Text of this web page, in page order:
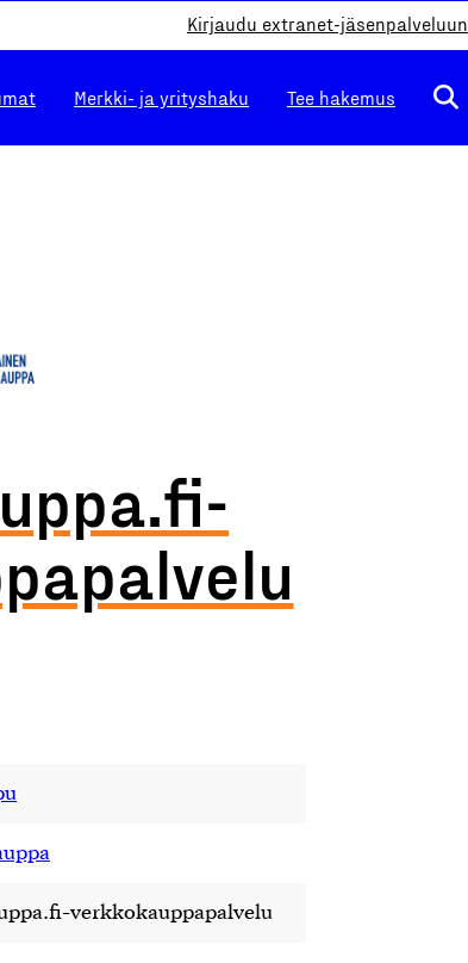
Kirjaudu extranet-jäsenpalveluun
Merkki- ja yrityshaku Tee hakemus
verkkokauppapalvelu